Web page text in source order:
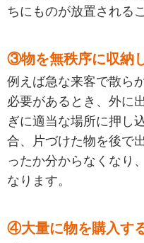
ちにものが放置される
③物を無秩序に収納
例えば急な来客で散ら
必要があるとき、外に
ぎに適当な場所に押し
合、片づけた物を後で
ったか分からなくなり
なります。
④大量に物を購入す